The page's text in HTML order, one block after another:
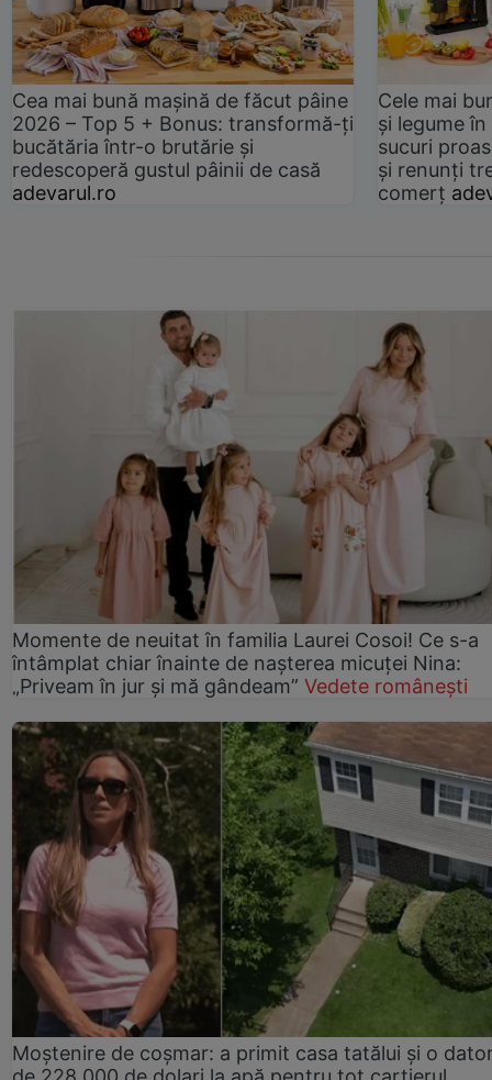
Cea mai bună mașină de făcut pâine
2026 – Top 5 + Bonus: transformă-ți
bucătăria într-o brutărie și
redescoperă gustul pâinii de casă
adevarul.ro
Cele mai
și legume
sucuri
și renunți
comerț
Momente de neuitat în familia Laurei Cosoi! Ce s-a
întâmplat chiar înainte de nașterea micuței Nina:
„Priveam în jur și mă gândeam” Vedete românești
Moștenire de coșmar: a primit casa tatălui și o